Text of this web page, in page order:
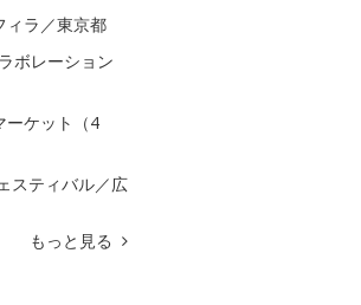
ィラ／東京都
ボレーション
ーケット（4
スティバル／広
もっと見る